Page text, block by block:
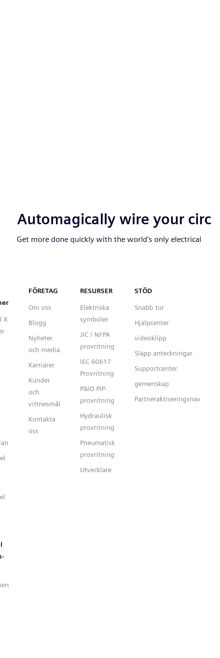
Capital™ X Panel Designer
X
FÖRETAG
Om oss
Blogg
Nyheter
och media
Karriärer
Kunder
och
vittnesmål
Kontakta
oss
RESURSER
Elektriska
symboler
JIC / NFPA
provritning
IEC 60617
Provritning
P&ID PIP-
provritning
Hydraulisk
provritning
Pneumatisk
provritning
Utvecklare
STÖD
Snabb tur
Hjälpcenter
videoklipp
Släpp anteckningar
Supportcenter
gemenskap
Partneraktiveringsnav